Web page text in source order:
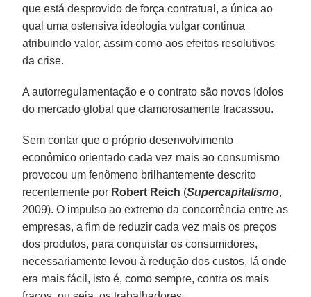
que está desprovido de força contratual, a única ao
qual uma ostensiva ideologia vulgar continua
atribuindo valor, assim como aos efeitos resolutivos
da crise.
A autorregulamentação e o contrato são novos ídolos
do mercado global que clamorosamente fracassou.
Sem contar que o próprio desenvolvimento
econômico orientado cada vez mais ao consumismo
provocou um fenômeno brilhantemente descrito
recentemente por Robert Reich (Supercapitalismo,
2009). O impulso ao extremo da concorrência entre as
empresas, a fim de reduzir cada vez mais os preços
dos produtos, para conquistar os consumidores,
necessariamente levou à redução dos custos, lá onde
era mais fácil, isto é, como sempre, contra os mais